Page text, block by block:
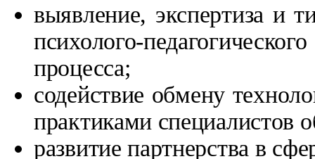
выявление, экспертиза и
психолого-
процесса;
содействие обмену
практиками специалистов
развитие партнерства в